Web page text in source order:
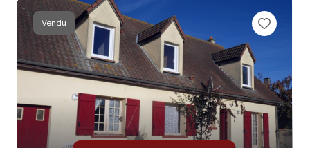
alerte
e-mail
agence
Vendu